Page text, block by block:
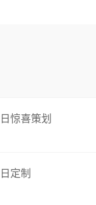
惊喜策划
定制